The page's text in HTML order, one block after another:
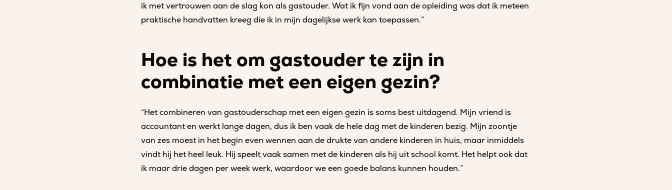
ik met vertrouwen aan de slag kon als gastouder. Wat ik fijn vond aan de opleiding was dat ik meteen
praktische handvatten kreeg die ik in mijn dagelijkse werk kan toepassen.”
Hoe is het om gastouder te zijn in
combinatie met een eigen gezin?
“Het combineren van gastouderschap met een eigen gezin is soms best uitdagend. Mijn vriend is
accountant en werkt lange dagen, dus ik ben vaak de hele dag met de kinderen bezig. Mijn zoontje
van zes moest in het begin even wennen aan de drukte van andere kinderen in huis, maar inmiddels
vindt hij het heel leuk. Hij speelt vaak samen met de kinderen als hij uit school komt. Het helpt ook dat
ik maar drie dagen per week werk, waardoor we een goede balans kunnen houden.”